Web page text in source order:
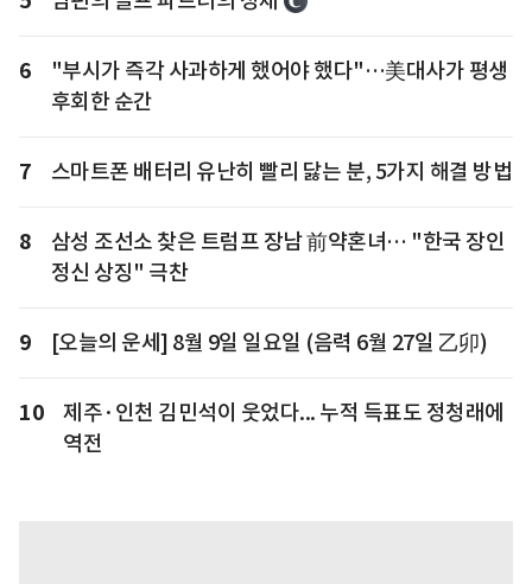
6
"부시가 즉각 사과하게 했어야 했다"…美대사가 평생
후회한 순간
7 스마트폰 배터리 유난히 빨리 닳는 분, 5가지 해결 방법
8
삼성 조선소 찾은 트럼프 장남 前약혼녀… "한국 장인
정신 상징" 극찬
9 [오늘의 운세] 8월 9일 일요일 (음력 6월 27일 乙卯)
10
제주·인천 김민석이 웃었다... 누적 득표도 정청래에
역전